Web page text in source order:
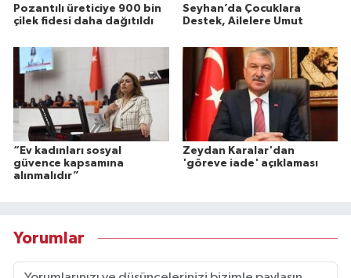
Pozantılı üreticiye 900 bin
çilek fidesi daha dağıtıldı
Seyhan’da Çocuklara
Destek, Ailelere Umut
“Ev kadınları sosyal
güvence kapsamına
alınmalıdır”
Zeydan Karalar'dan
'göreve iade' açıklaması
Yorumlar